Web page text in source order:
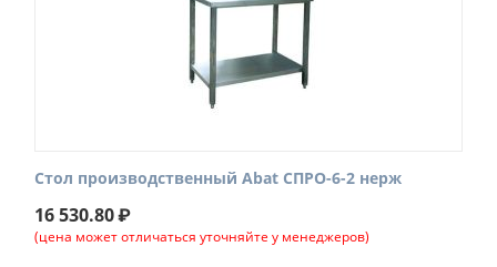
Стол производственный Abat СПРО-6-2 нерж
16 530.80₽
(цена может отличаться уточняйте у менеджеров)